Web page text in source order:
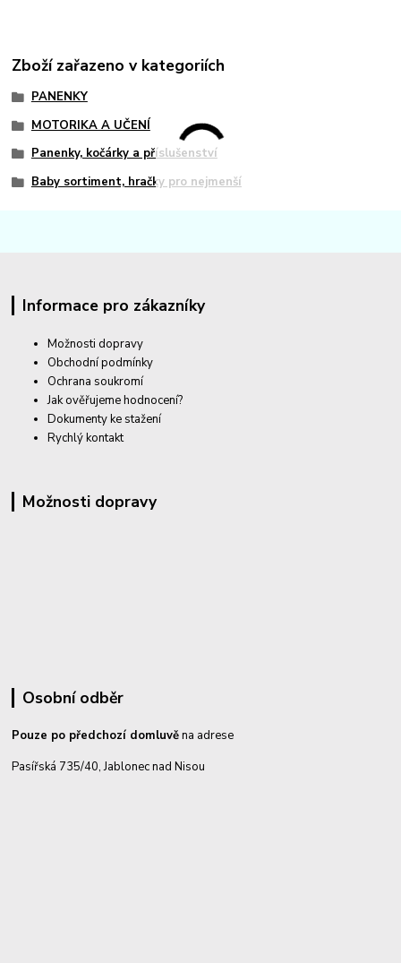
Zboží zařazeno v kategoriích
PANENKY
MOTORIKA A UČENÍ
Panenky, kočárky a příslušenství
Baby sortiment, hračky pro nejmenší
Informace pro zákazníky
Možnosti dopravy
Obchodní podmínky
Ochrana soukromí
Jak ověřujeme hodnocení?
Dokumenty ke stažení
Rychlý kontakt
Možnosti dopravy
Osobní odběr
Pouze po předchozí domluvěna adrese
Pasířská 735/40, Jablonec nad Nisou